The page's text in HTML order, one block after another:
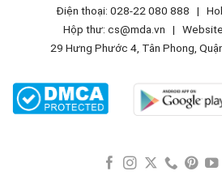
Điện thoại: 028-22 080 888 |
Hộp thư: cs@mda.vn | W
29 Hưng Phước 4, Tân Phong,